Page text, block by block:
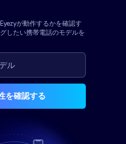
が動作するかを確認す
したい携帯電話のモデルを
を確認する